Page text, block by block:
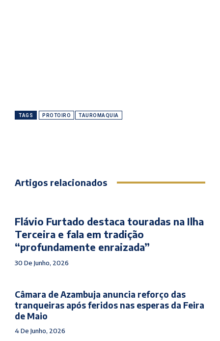
TAGS PROTOIRO TAUROMAQUIA
Artigos relacionados
Flávio Furtado destaca touradas na Ilha
Terceira e fala em tradição
“profundamente enraizada”
30 De Junho, 2026
Câmara de Azambuja anuncia reforço das
tranqueiras após feridos nas esperas da Feira
de Maio
4 De Junho, 2026